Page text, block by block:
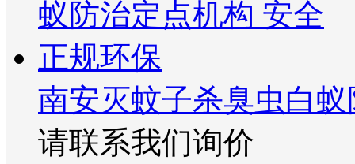
南安灭蚊子杀臭虫白
请联系我们询价